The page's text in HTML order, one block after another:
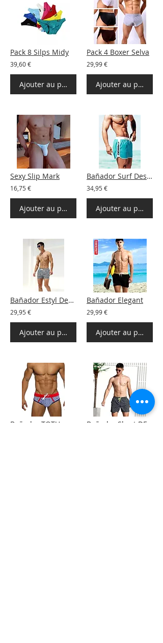
Pack 8 Silps Midy
39,60 €
Ajouter au panier
Pack 4 Boxer Selva
29,99 €
Ajouter au panier
Sexy Slip Mark
16,75 €
Ajouter au panier
Bañador Surf Desmitdos
34,95 €
Ajouter au panier
Bañador Estyl Desmit
29,95 €
Ajouter au panier
Bañador Elegant
29,99 €
Ajouter au panier
Bañador TOTU